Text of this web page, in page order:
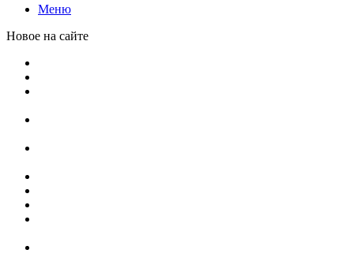
Меню
Новое на сайте